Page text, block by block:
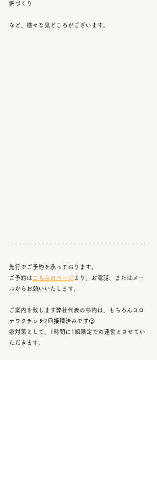
家づくり
など、様々な見どころがございます。
先行でご予約を承っております。
ご予約は こちらのページ より、お電話、またはメー
ルからお願いいたします。
ご案内を致します弊社代表の杉内は、もちろんコロ
ナワクチンを2回接種済みです😉
密対策として、1時間に1組限定での運営とさせてい
ただきます。